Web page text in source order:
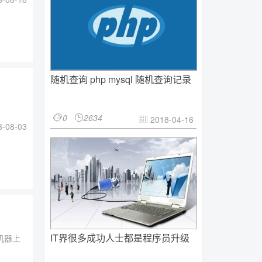
08-03
器上
随机查询 php mysql 随机查询记录
0 2634  2018-04-16
IT界很多成功人士都是程序员升级